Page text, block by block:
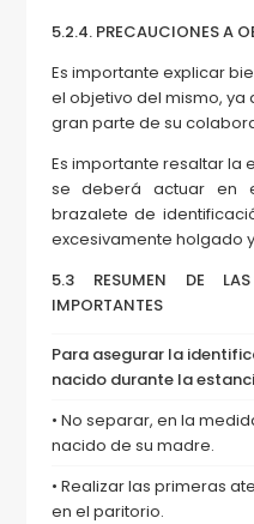
5.2.4. PRECAUCIONES A
Es importante explicar
el objetivo del mismo,
gran parte de su
Es importante resaltar la
se deberá actuar en
brazalete de
excesivamente holgado
5.3 RESUMEN DE LAS
IMPORTANTES
Para asegurar la
nacido durante la
• No separar, en la
nacido de su madre.
• Realizar las primeras
en el paritorio.